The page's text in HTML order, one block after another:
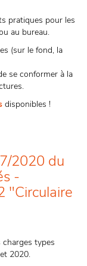
pratiques pour les
au bureau.
(sur le fond, la
se conformer à la
disponibles !
2020 du
-
"Circulaire
charges types
2020.